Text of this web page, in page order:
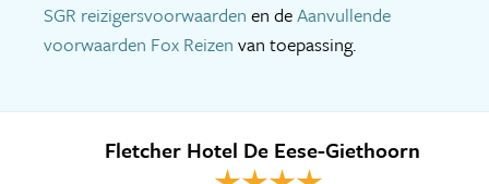
SGR reizigersvoorwaarden en deAanvullende
voorwaarden Fox Reizen van toepassing.
Fletcher Hotel De Eese-Giethoorn